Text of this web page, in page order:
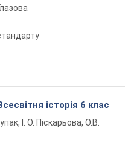
історія 6 клас
І. О. Піскарьова, О.В.